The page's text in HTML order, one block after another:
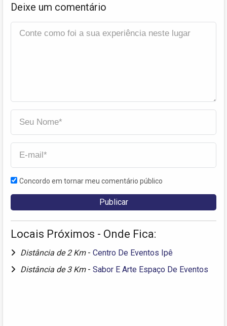
Deixe um comentário
Concordo em tornar meu comentário público
Locais Próximos - Onde Fica:
Distância de 2 Km - Centro De Eventos Ipê
Distância de 3 Km - Sabor E Arte Espaço De Eventos